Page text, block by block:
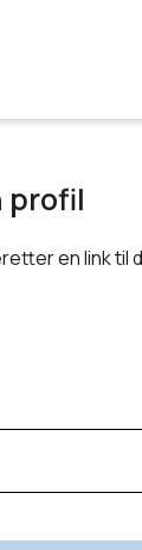
profil
en link til